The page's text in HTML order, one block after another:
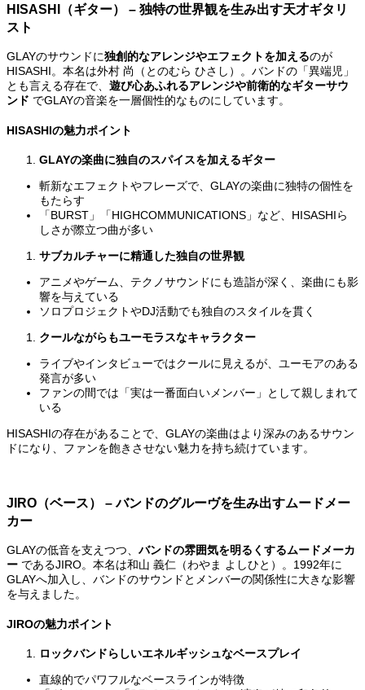
HISASHI （ギター） – 独特の世界観を生み出す天才ギタリ
スト
GLAYのサウンドに独創的なアレンジやエフェクトを加えるのが
HISASHI。本名は外村 尚（とのむら ひさし）。バンドの「異端児」
とも言える存在で、 遊び心あふれるアレンジや前衛的なギターサウ
ンド でGLAYの音楽を一層個性的なものにしています。
HISASHIの魅力ポイント
GLAYの楽曲に独自のスパイスを加えるギター
斬新なエフェクトやフレーズで、GLAYの楽曲に独特の個性を
もたらす
「BURST」「HIGHCOMMUNICATIONS」など、HISASHIら
しさが際立つ曲が多い
サブカルチャーに精通した独自の世界観
アニメやゲーム、テクノサウンドにも造詣が深く、楽曲にも影
響を与えている
ソロプロジェクトやDJ活動でも独自のスタイルを貫く
クールながらもユーモラスなキャラクター
ライブやインタビューではクールに見えるが、ユーモアのある
発言が多い
ファンの間では「実は一番面白いメンバー」として親しまれて
いる
HISASHIの存在があることで、GLAYの楽曲はより深みのあるサウン
ドになり、ファンを飽きさせない魅力を持ち続けています。
JIRO （ベース） – バンドのグルーヴを生み出すムードメー
カー
GLAYの低音を支えつつ、 バンドの雰囲気を明るくするムードメーカ
ー であるJIRO。本名は和山 義仁（わやま よしひと）。1992年に
GLAYへ加入し、バンドのサウンドとメンバーの関係性に大きな影響
を与えました。
JIROの魅力ポイント
ロックバンドらしいエネルギッシュなベースプレイ
直線的でパワフルなベースラインが特徴